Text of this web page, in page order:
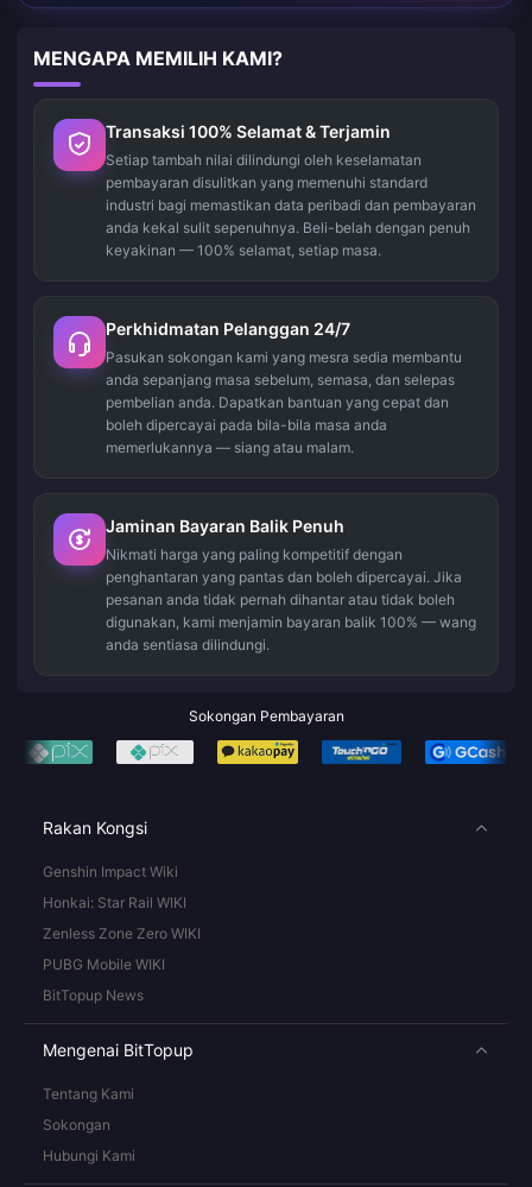
MENGAPA MEMILIH KAMI?
Transaksi 100% Selamat & Terjamin
Setiap tambah nilai dilindungi oleh keselamatan
pembayaran disulitkan yang memenuhi standard
industri bagi memastikan data peribadi dan pembayaran
anda kekal sulit sepenuhnya. Beli-belah dengan penuh
keyakinan — 100% selamat, setiap masa.
Perkhidmatan Pelanggan 24/7
Pasukan sokongan kami yang mesra sedia membantu
anda sepanjang masa sebelum, semasa, dan selepas
pembelian anda. Dapatkan bantuan yang cepat dan
boleh dipercayai pada bila-bila masa anda
memerlukannya — siang atau malam.
Jaminan Bayaran Balik Penuh
Nikmati harga yang paling kompetitif dengan
penghantaran yang pantas dan boleh dipercayai. Jika
pesanan anda tidak pernah dihantar atau tidak boleh
digunakan, kami menjamin bayaran balik 100% — wang
anda sentiasa dilindungi.
Sokongan Pembayaran
Rakan Kongsi
Genshin Impact Wiki
Honkai: Star Rail WIKI
Zenless Zone Zero WIKI
PUBG Mobile WIKI
BitTopup News
Mengenai BitTopup
Tentang Kami
Sokongan
Hubungi Kami